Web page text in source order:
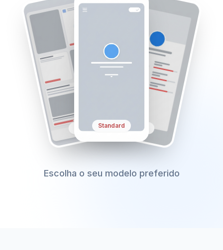
Simple Profile
Standard
Escolha o seu modelo preferido